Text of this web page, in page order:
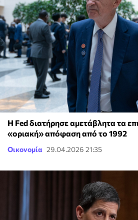
Η Fed διατήρησε αμετάβλητα τα
«οριακή» απόφαση από το 1992
Οικονομία 29.04.2026 21:35